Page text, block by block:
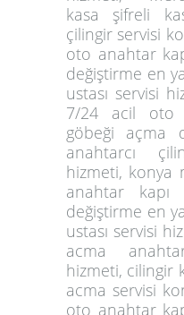
kasa şifreli
çilingir servisi
oto anahtar
değiştirme en
ustası servisi
7/24 acil oto
göbeği açma
anahtarcı
hizmeti, konya
anahtar kapı
değiştirme en
ustası servisi
acma
hizmeti, cilingir
acma servisi
oto anahtar